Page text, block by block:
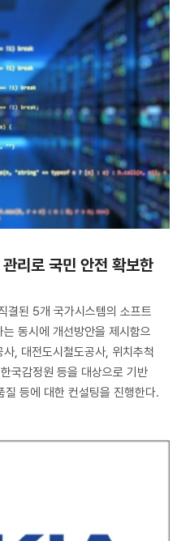
리로 국민 안전 확보한
결된 5개 국가시스템의 소프트
동시에 개선방안을 제시함으
, 대전도시철도공사, 위치추척
국감정원 등을 대상으로 기반
등에 대한 컨설팅을 진행한다.